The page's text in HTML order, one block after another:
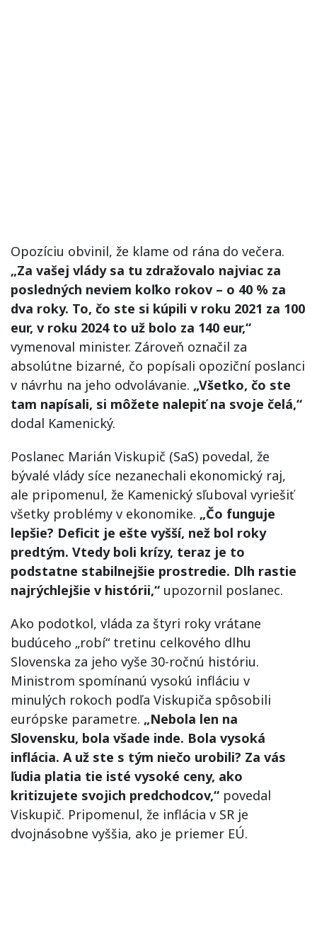
Opozíciu obvinil, že klame od rána do večera.
„Za vašej vlády sa tu zdražovalo najviac za
posledných neviem koľko rokov – o 40 % za
dva roky. To, čo ste si kúpili v roku 2021 za 100
eur, v roku 2024 to už bolo za 140 eur,“
vymenoval minister. Zároveň označil za
absolútne bizarné, čo popísali opoziční poslanci
v návrhu na jeho odvolávanie. „Všetko, čo ste
tam napísali, si môžete nalepiť na svoje čelá,“
dodal Kamenický.
Poslanec Marián Viskupič (SaS) povedal, že
bývalé vlády síce nezanechali ekonomický raj,
ale pripomenul, že Kamenický sľuboval vyriešiť
všetky problémy v ekonomike. „Čo funguje
lepšie? Deficit je ešte vyšší, než bol roky
predtým. Vtedy boli krízy, teraz je to
podstatne stabilnejšie prostredie. Dlh rastie
najrýchlejšie v histórii,“ upozornil poslanec.
Ako podotkol, vláda za štyri roky vrátane
budúceho „robí“ tretinu celkového dlhu
Slovenska za jeho vyše 30-ročnú históriu.
Ministrom spomínanú vysokú infláciu v
minulých rokoch podľa Viskupiča spôsobili
európske parametre. „Nebola len na
Slovensku, bola všade inde. Bola vysoká
inflácia. A už ste s tým niečo urobili? Za vás
ľudia platia tie isté vysoké ceny, ako
kritizujete svojich predchodcov,“ povedal
Viskupič. Pripomenul, že inflácia v SR je
dvojnásobne vyššia, ako je priemer EÚ.